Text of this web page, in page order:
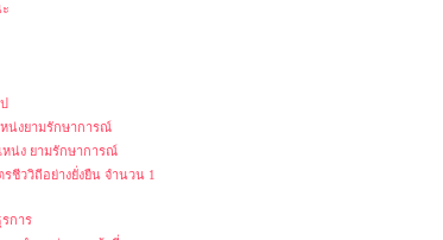
น่งยามรักษาการณ์
หน่ง ยามรักษาการณ์
ชีววิถีอย่างยั่งยืน จำนวน 1
การ